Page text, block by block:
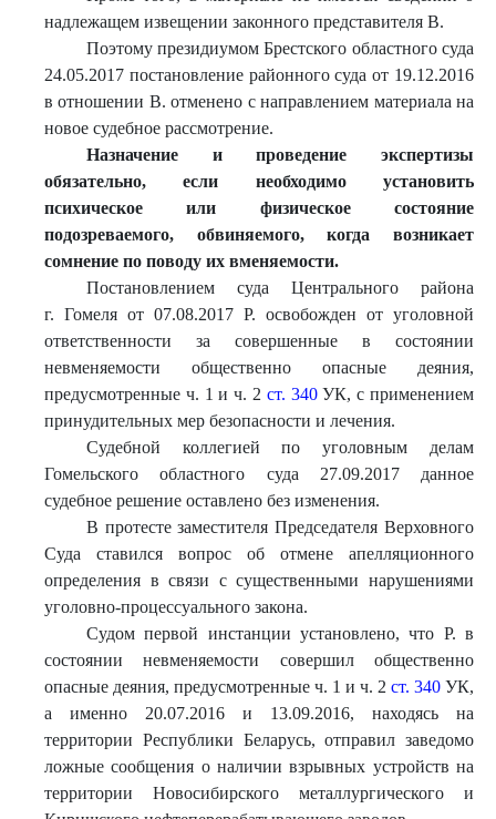
надлежащем извещении законного представителя В.
Поэтому президиумом Брестского областного суда
24.05.2017 постановление районного суда от 19.12.2016
в отношении В. отменено с направлением материала на
новое судебное рассмотрение.
Назначение и проведение экспертизы
обязательно, если необходимо установить
психическое или физическое состояние
подозреваемого, обвиняемого, когда возникает
сомнение по поводу их вменяемости.
Постановлением суда Центрального района
г. Гомеля от 07.08.2017 Р. освобожден от уголовной
ответственности за совершенные в состоянии
невменяемости общественно опасные деяния,
предусмотренные ч. 1 и ч. 2 ст. 340УК, с применением
принудительных мер безопасности и лечения.
Судебной коллегией по уголовным делам
Гомельского областного суда 27.09.2017 данное
судебное решение оставлено без изменения.
В протесте заместителя Председателя Верховного
Суда ставился вопрос об отмене апелляционного
определения в связи с существенными нарушениями
уголовно-процессуального закона.
Судом первой инстанции установлено, что Р. в
состоянии невменяемости совершил общественно
опасные деяния, предусмотренные ч. 1 и ч. 2 ст. 340 УК,
а именно 20.07.2016 и 13.09.2016, находясь на
территории Республики Беларусь, отправил заведомо
ложные сообщения о наличии взрывных устройств на
территории Новосибирского металлургического и